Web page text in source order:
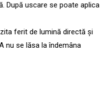
După uscare se poate aplica
ferit de lumină directă și
nu se lăsa la îndemâna